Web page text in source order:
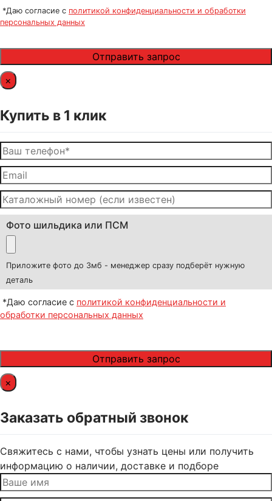
*Даю согласие с политикой конфиденциальности и обработки
персональных данных
×
Купить в 1 клик
Фото шильдика или ПСМ
Приложите фото до 3мб - менеджер сразу подберёт нужную
деталь
*Даю согласие с политикой конфиденциальности и
обработки персональных данных
×
Заказать обратный звонок
Свяжитесь с нами, чтобы узнать цены или получить
информацию о наличии, доставке и подборе